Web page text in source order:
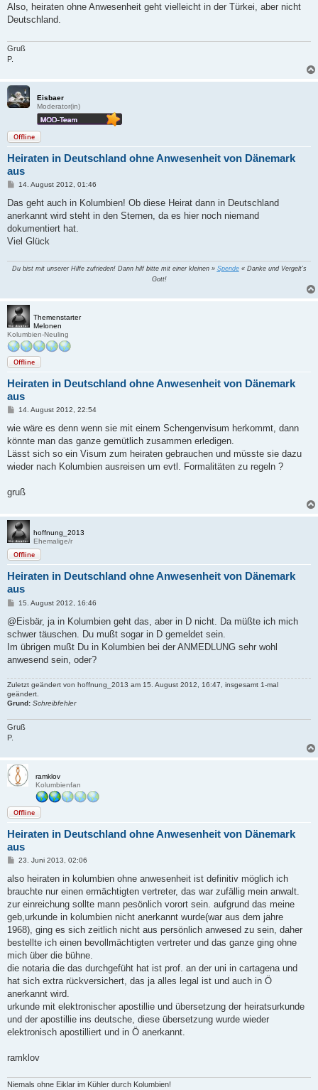
i
r
Also, heiraten ohne Anwesenheit geht vielleicht in der Türkei, aber nicht
Deutschland.
Gruß
P.
Eisbaer
Moderator(in)
Offline
Heiraten in Deutschland ohne Anwesenheit von Dänemark
aus
B
i
r
a
14. August 2012, 01:46
Das geht auch in Kolumbien! Ob diese Heirat dann in Deutschland
anerkannt wird steht in den Sternen, da es hier noch niemand
dokumentiert hat.
Viel Glück
Du bist mit unserer Hilfe zufrieden! Dann hilf bitte mit einer kleinen » Spende« Danke und Vergelt's
Gott!
Themenstarter
Melonen
Kolumbien-Neuling
Offline
Heiraten in Deutschland ohne Anwesenheit von Dänemark
aus
B
i
r
a
14. August 2012, 22:54
wie wäre es denn wenn sie mit einem Schengenvisum herkommt, dann
könnte man das ganze gemütlich zusammen erledigen.
Lässt sich so ein Visum zum heiraten gebrauchen und müsste sie dazu
wieder nach Kolumbien ausreisen um evtl. Formalitäten zu regeln ?
gruß
hoffnung_2013
Ehemalige/r
Offline
Heiraten in Deutschland ohne Anwesenheit von Dänemark
aus
B
i
r
a
15. August 2012, 16:46
@Eisbär, ja in Kolumbien geht das, aber in D nicht. Da müßte ich mich
schwer täuschen. Du mußt sogar in D gemeldet sein.
Im übrigen mußt Du in Kolumbien bei der ANMEDLUNG sehr wohl
anwesend sein, oder?
Zuletzt geändert von hoffnung_2013 am 15. August 2012, 16:47, insgesamt 1-mal
geändert.
Grund: Schreibfehler
Gruß
P.
ramklov
Kolumbienfan
Offline
Heiraten in Deutschland ohne Anwesenheit von Dänemark
aus
B
i
r
a
23. Juni 2013, 02:06
also heiraten in kolumbien ohne anwesenheit ist definitiv möglich ich
brauchte nur einen ermächtigten vertreter, das war zufällig mein anwalt.
zur einreichung sollte mann pesönlich vorort sein. aufgrund das meine
geb,urkunde in kolumbien nicht anerkannt wurde(war aus dem jahre
1968), ging es sich zeitlich nicht aus persönlich anwesed zu sein, daher
bestellte ich einen bevollmächtigten vertreter und das ganze ging ohne
mich über die bühne.
die notaria die das durchgefüht hat ist prof. an der uni in cartagena und
hat sich extra rückversichert, das ja alles legal ist und auch in Ö
anerkannt wird.
urkunde mit elektronischer apostillie und übersetzung der heiratsurkunde
und der apostillie ins deutsche, diese übersetzung wurde wieder
elektronisch apostilliert und in Ö anerkannt.
ramklov
Niemals ohne Eiklar im Kühler durch Kolumbien!